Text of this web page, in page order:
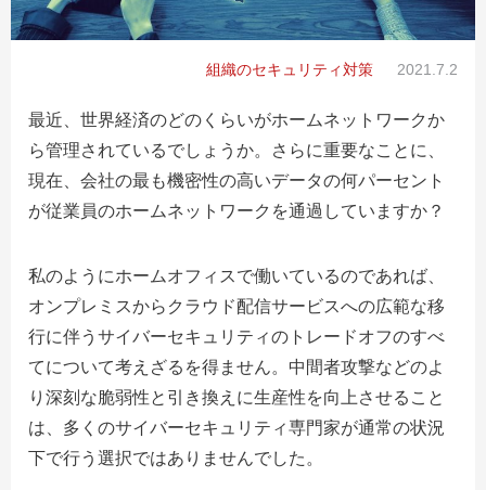
組織のセキュリティ対策 2021.7.2
最近、世界経済のどのくらいがホームネットワークか
ら管理されているでしょうか。さらに重要なことに、
現在、会社の最も機密性の高いデータの何パーセント
が従業員のホームネットワークを通過していますか？
私のようにホームオフィスで働いているのであれば、
オンプレミスからクラウド配信サービスへの広範な移
行に伴うサイバーセキュリティのトレードオフのすべ
てについて考えざるを得ません。中間者攻撃などのよ
り深刻な脆弱性と引き換えに生産性を向上させること
は、多くのサイバーセキュリティ専門家が通常の状況
下で行う選択ではありませんでした。